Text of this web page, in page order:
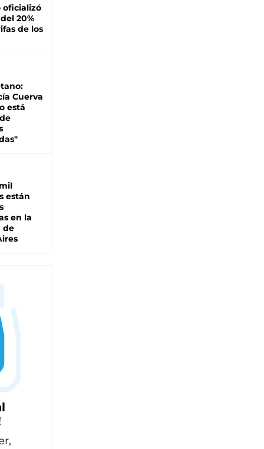
oficializó
20%
de los
Cuerva
está
están
en la
de